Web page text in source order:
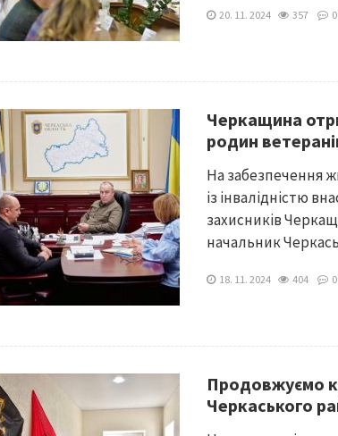
20. 11. 2024 357 0
Черкащина
родин
На забезпечення
із інвалідністю
захисників
начальник
18. 11. 2024 404 0
Продовжуємо
Черкаського